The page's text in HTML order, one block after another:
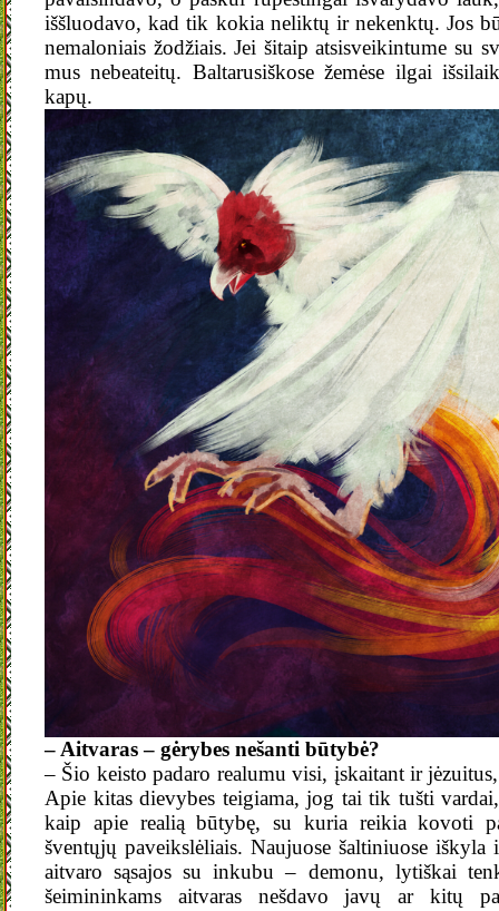
iššluodavo, kad tik kokia neliktų ir nekenktų. Jos
nemaloniais žodžiais. Jei šitaip atsisveikintume su
mus nebeateitų. Baltarusiškose žemėse ilgai
kapų.
– Aitvaras – gėrybes nešanti būtybė?
– Šio keisto padaro realumu visi, įskaitant ir
Apie kitas dievybes teigiama, jog tai tik tušti
kaip apie realią būtybę, su kuria reikia kovoti
šventųjų paveikslėliais. Naujuose šaltiniuose
aitvaro sąsajos su inkubu – demonu, lytiškai
šeimininkams aitvaras nešdavo javų ar kitų